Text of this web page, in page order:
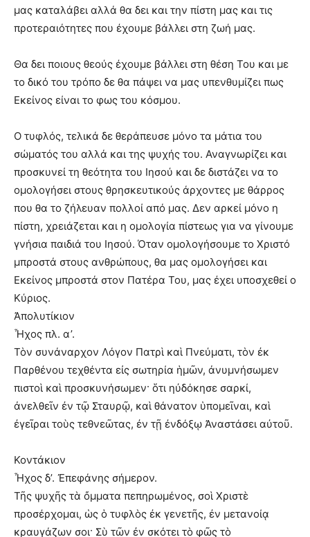
μας καταλάβει αλλά θα δει και την πίστη μας και τις
προτεραιότητες που έχουμε βάλλει στη ζωή μας.
Θα δει ποιους θεούς έχουμε βάλλει στη θέση Του και με
το δικό του τρόπο δε θα πάψει να μας υπενθυμίζει πως
Εκείνος είναι το φως του κόσμου.
Ο τυφλός, τελικά δε θεράπευσε μόνο τα μάτια του
σώματός του αλλά και της ψυχής του. Αναγνωρίζει και
προσκυνεί τη θεότητα του Ιησού και δε διστάζει να το
ομολογήσει στους θρησκευτικούς άρχοντες με θάρρος
που θα το ζήλευαν πολλοί από μας. Δεν αρκεί μόνο η
πίστη, χρειάζεται και η ομολογία πίστεως για να γίνουμε
γνήσια παιδιά του Ιησού. Όταν ομολογήσουμε το Χριστό
μπροστά στους ανθρώπους, θα μας ομολογήσει και
Εκείνος μπροστά στον Πατέρα Του, μας έχει υποσχεθεί ο
Κύριος.
Ἀπολυτίκιον
Ἦχος πλ. α’.
Τὸν συνάναρχον Λόγον Πατρὶ καὶ Πνεύματι, τὸν ἐκ
Παρθένου τεχθέντα εἰς σωτηρία ἡμῶν, ἀνυμνήσωμεν
πιστοὶ καὶ προσκυνήσωμεν· ὅτι ηὐδόκησε σαρκί,
ἀνελθεῖν ἐν τῷ Σταυρῷ, καὶ θάνατον ὑπομεῖναι, καὶ
ἐγεῖραι τοὺς τεθνεῶτας, ἐν τῇ ἐνδόξῳ Ἀναστάσει αὐτοῦ.
Κοντάκιον
Ἦχος δ’. Ἐπεφάνης σήμερον.
Τῆς ψυχῆς τὰ ὄμματα πεπηρωμένος, σοὶ Χριστὲ
προσέρχομαι, ὡς ὁ τυφλὸς ἐκ γενετῆς, ἐν μετανοίᾳ
κραυγάζων σοι· Σὺ τῶν ἐν σκότει τὸ φῶς τὸ